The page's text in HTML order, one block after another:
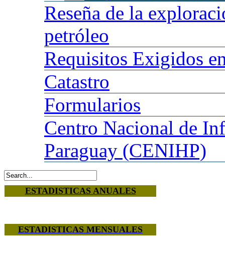
Reseña de la
petróleo
Requisitos Exigidos
Catastro
Formularios
Centro Nacional de
Paraguay (CENIHP)
ESTADISTICAS ANUALES
ESTADISTICAS MENSUALES